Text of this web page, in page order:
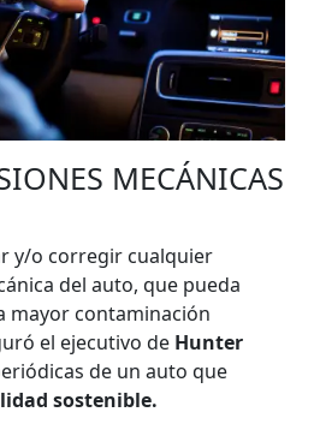
MECÁNICAS
y/o corregir cualquier
del auto, que pueda
mayor contaminación
el ejecutivo de Hunter
de un auto que
sostenible.